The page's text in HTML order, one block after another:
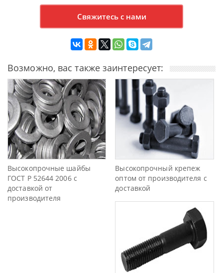
Свяжитесь с нами
Возможно, вас также заинтересует:
Высокопрочные шайбы
ГОСТ Р 52644 2006 с
доставкой от
производителя
Высокопрочный крепеж
оптом от производителя с
доставкой